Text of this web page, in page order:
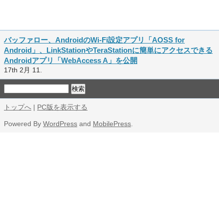
バッファロー、AndroidのWi-Fi設定アプリ「AOSS for
Android」、LinkStationやTeraStationに簡単にアクセスできる
Androidアプリ「WebAccess A」を公開
17th 2月 11.
トップへ | PC版を表示する
Powered By WordPress and MobilePress